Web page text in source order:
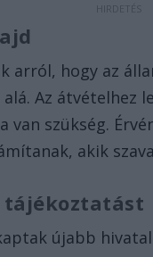
arról, hogy az
Az átvételhez
van szükség.
akik
tájékoztatást
újabb